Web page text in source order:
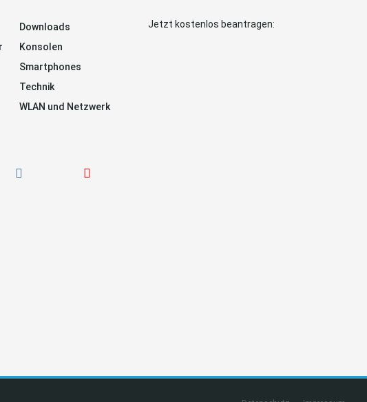
Downloads
Konsolen
Smartphones
Technik
WLAN und Netzwerk
Jetzt kostenlos beantragen: